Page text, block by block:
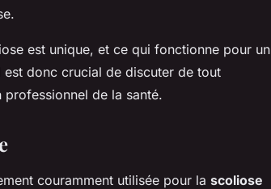
est unique, et ce qui fonctionne pour un
donc crucial de discuter de tout
de la santé.
couramment utilisée pour la scoliose